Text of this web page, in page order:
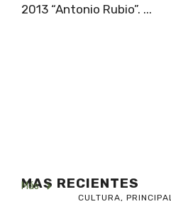
2013 “Antonio Rubio”. ...
MAS RECIENTES
Más
CULTURA,